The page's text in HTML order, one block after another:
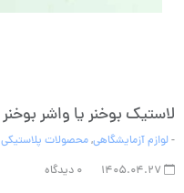
لاستیک بوخنر یا واشر بوخنر
-لوازم آزمایشگاهی,محصولات پلاستیکی
0 دیدگاه